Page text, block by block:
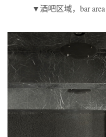
▼酒吧区域，bar area